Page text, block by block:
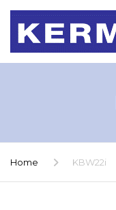
Home KBW22i